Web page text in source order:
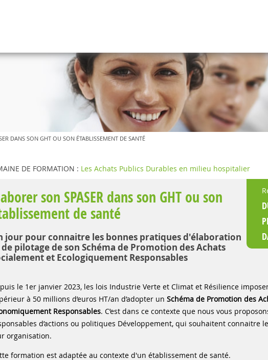
DANS SON GHT OU SON ÉTABLISSEMENT DE SANTÉ
DE FORMATION : Les Achats Publics Durables en milieu hospitalier
son SPASER dans son GHT ou son
de santé
jour pour connaitre les bonnes pratiques d'élaboration
pilotage de son Schéma de Promotion des Achats
et Ecologiquement Responsables
le 1er janvier 2023, les lois Industrie Verte et Climat et Résilience
à 50 millions d’euros HT/an d’adopter un Schéma de Promotion des
Responsables. C’est dans ce contexte que nous vous
d’actions ou politiques Développement, qui souhaitent connaitre
organisation.
formation est adaptée au contexte d'un établissement de santé.